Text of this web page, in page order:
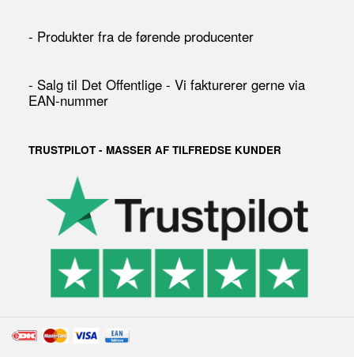
- Produkter fra de førende producenter
- Salg til Det Offentlige - Vi fakturerer gerne via
EAN-nummer
TRUSTPILOT - MASSER AF TILFREDSE KUNDER